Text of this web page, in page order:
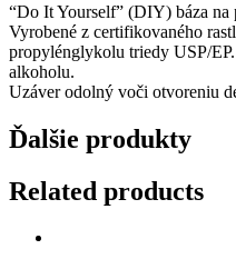
“Do It Yourself” (DIY) báza na
Vyrobené z certifikovaného
propylénglykolu triedy USP/
alkoholu.
Uzáver odolný voči otvoreniu
Ďalšie produkty
Related products